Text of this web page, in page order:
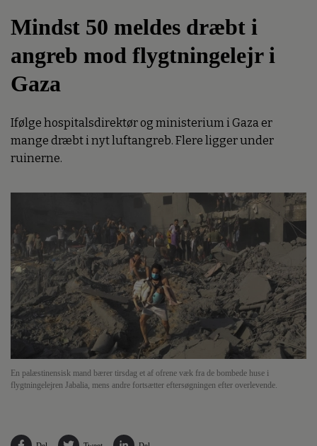
Mindst 50 meldes dræbt i
angreb mod flygtningelejr i
Gaza
Ifølge hospitalsdirektør og ministerium i Gaza er
mange dræbt i nyt luftangreb. Flere ligger under
ruinerne.
En palæstinensisk mand bærer tirsdag et af ofrene væk fra de bombede huse i
flygtningelejren Jabalia, mens andre fortsætter eftersøgningen efter overlevende.